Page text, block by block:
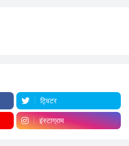
ट्विटर
इंस्टाग्राम